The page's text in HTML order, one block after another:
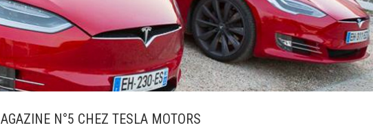
N°5 CHEZ TESLA MOTORS